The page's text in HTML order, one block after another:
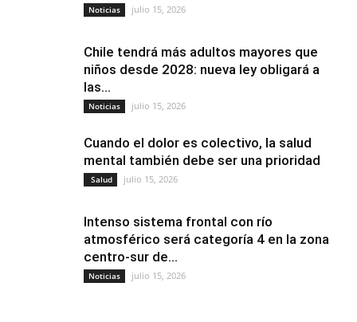
Noticias julio 15, 2026
Chile tendrá más adultos mayores que
niños desde 2028: nueva ley obligará a
las...
Noticias julio 15, 2026
Cuando el dolor es colectivo, la salud
mental también debe ser una prioridad
Salud julio 15, 2026
Intenso sistema frontal con río
atmosférico será categoría 4 en la zona
centro-sur de...
Noticias julio 15, 2026